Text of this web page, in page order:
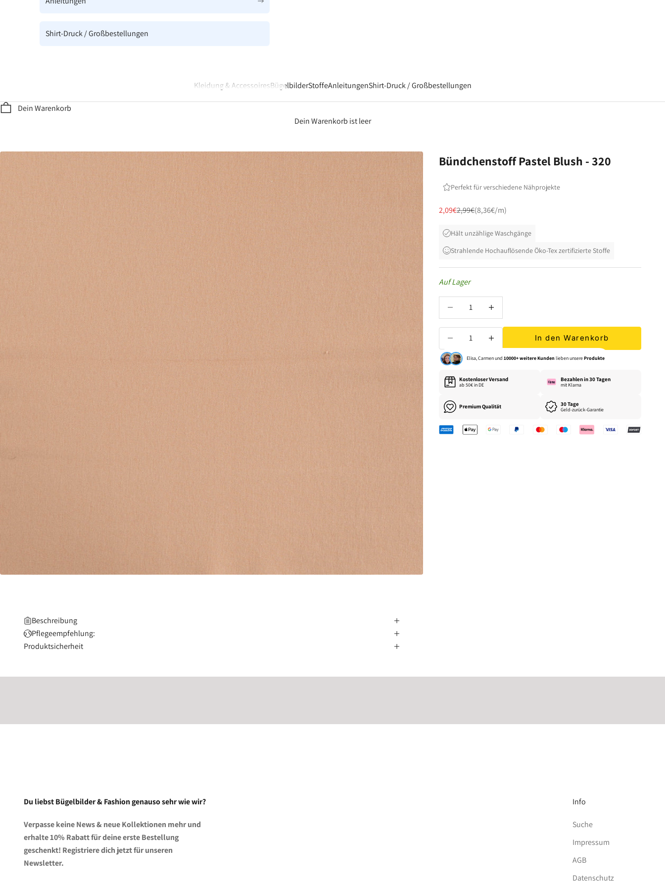
¡
Kleidung & AccessoiresBügelbilderStoffeAnleitungenShirt-Druck / Großbestellungen
Shirt-Druck / Großbestellungen
Dein Warenkorb
Dein Warenkorb ist leer
Bündchenstoff Pastel Blush - 320
Perfekt für verschiedene Nähprojekte
Angebot
2,09€Regulärer Preis
2,99€(8,36€/m)
Hält unzählige Waschgänge
Strahlende Hochauflösende Öko-Tex zertifizierte Stoffe
Auf Lager
Anzahl verringernAnzahl erhöhen
Anzahl verringernAnzahl erhöhen In den Warenkorb
Elisa, Carmen und10000+ weitere Kunden lieben unsereProdukte
Kostenloser Versand
ab 50€ in DE
Bezahlen in 30 Tagen
mit Klarna
Premium Qualität 30 Tage
Geld-zurück-Garantie
Beschreibung
Pflegeempfehlung:
Produktsicherheit
Du liebst Bügelbilder & Fashion genauso sehr wie wir?
Verpasse keine News & neue Kollektionen mehr und
erhalte 10% Rabatt für deine erste Bestellung
geschenkt! Registriere dich jetzt für unseren
Newsletter.
Info
Suche
Impressum
AGB
Datenschutz